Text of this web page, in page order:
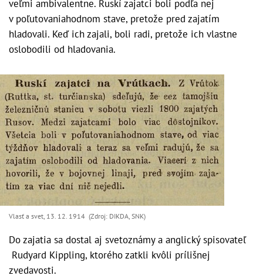
veľmi ambivalentne. Ruskí zajatci boli podľa nej
v poľutovaniahodnom stave, pretože pred zajatím
hladovali. Keď ich zajali, boli radi, pretože ich vlastne
oslobodili od hladovania.
Vlasť a svet, 13. 12. 1914 (Zdroj: DIKDA, SNK)
Do zajatia sa dostal aj svetoznámy a anglický spisovateľ
Rudyard Kippling, ktorého zatkli kvôli prílišnej
zvedavosti.